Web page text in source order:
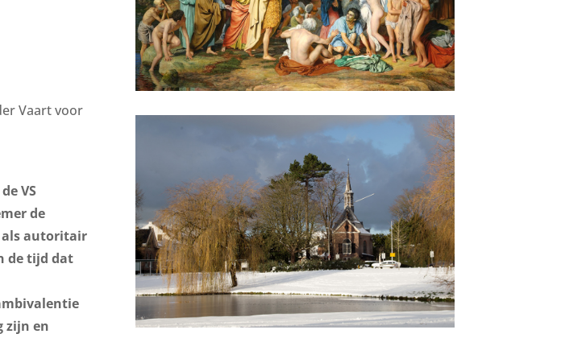
Vaart voor
VS
de
als autoritair
de tijd dat
zijn en